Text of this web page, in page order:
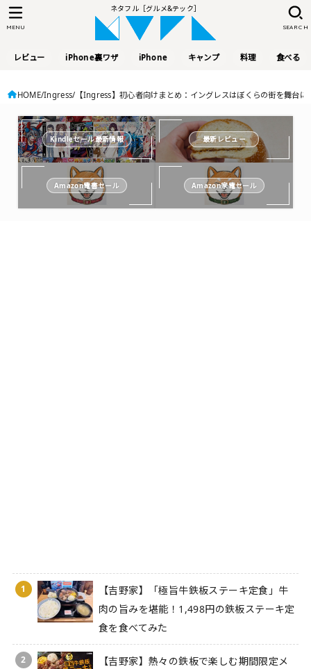
ネタフル［グルメ&テック］
レビュー iPhone裏ワザ iPhone キャンプ 料理 食べる
SEARCH
MENU
HOME Ingress 【Ingress】初心者向けまとめ：イングレスはぼくらの街を舞台に
Kindleセール最新情報 最新レビュー
Amazon電書セール Amazon家電セール
1
【吉野家】「極旨牛鉄板ステーキ定食」牛
肉の旨みを堪能！1,498円の鉄板ステーキ定
食を食べてみた
2
【吉野家】熱々の鉄板で楽しむ期間限定メ